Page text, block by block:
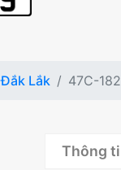
Đắk Lắk 47C-
Thông